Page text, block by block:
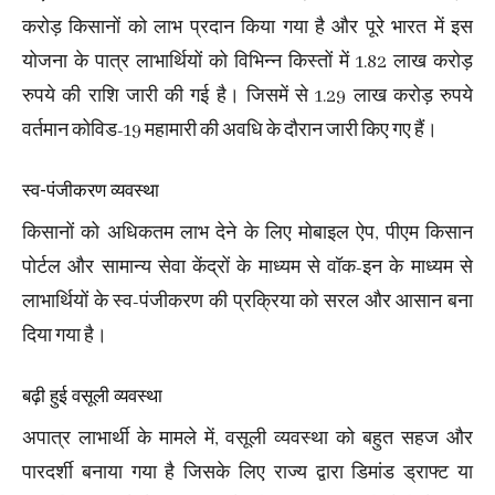
करोड़ किसानों को लाभ प्रदान किया गया है और पूरे भारत में इस
योजना के पात्र लाभार्थियों को विभिन्न किस्तों में 1.82 लाख करोड़
रुपये की राशि जारी की गई है। जिसमें से 1.29 लाख करोड़ रुपये
वर्तमान कोविड-19 महामारी की अवधि के दौरान जारी किए गए हैं।
स्व-पंजीकरण व्यवस्था
किसानों को अधिकतम लाभ देने के लिए मोबाइल ऐप, पीएम किसान
पोर्टल और सामान्य सेवा केंद्रों के माध्यम से वॉक-इन के माध्यम से
लाभार्थियों के स्व-पंजीकरण की प्रक्रिया को सरल और आसान बना
दिया गया है।
बढ़ी हुई वसूली व्यवस्था
अपात्र लाभार्थी के मामले में, वसूली व्यवस्था को बहुत सहज और
पारदर्शी बनाया गया है जिसके लिए राज्य द्वारा डिमांड ड्राफ्ट या